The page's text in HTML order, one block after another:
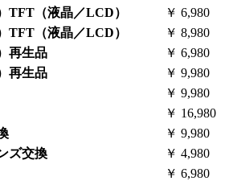
TFT（液晶／LCD）
￥ 6,980
TFT（液晶／LCD）
￥ 8,980
再生品
￥ 6,980
再生品
￥ 9,980
￥ 9,980
￥ 16,980
￥ 9,980
ズ交換
￥ 4,980
￥ 6,980